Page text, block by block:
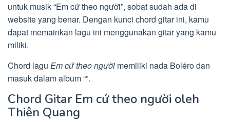
untuk musik “Em cứ theo người”, sobat sudah ada di
website yang benar. Dengan kunci chord gitar ini, kamu
dapat memainkan lagu ini menggunakan gitar yang kamu
miliki.
Chord lagu Em cứ theo người memiliki nada Boléro dan
masuk dalam album “”.
Chord Gitar Em cứ theo người oleh
Thiên Quang